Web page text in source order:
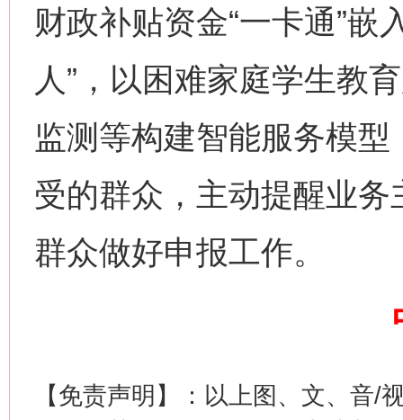
财政补贴资金“一卡通”嵌
人”，以困难家庭学生教
监测等构建智能服务模
受的群众，主动提醒业
群众做好申报工作。
【免责声明】：以上图、文、音/
在谋一域中谋全局